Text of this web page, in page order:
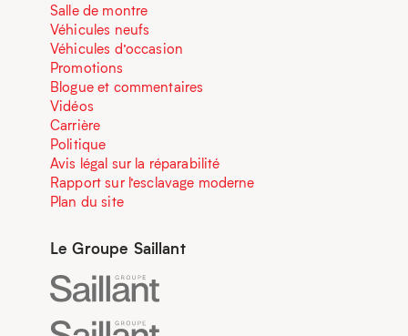
Salle de montre
Véhicules neufs
Véhicules d’occasion
Promotions
Blogue et commentaires
Vidéos
Carrière
Politique
Avis légal sur la réparabilité
Rapport sur l’esclavage moderne
Plan du site
Le Groupe Saillant